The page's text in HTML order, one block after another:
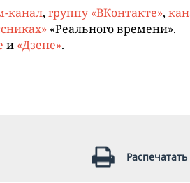
канал, группу «ВКонтакте»,
«Реального времени».
и «Дзене».